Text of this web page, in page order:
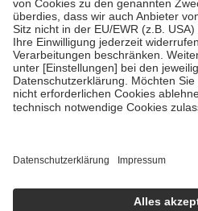
• Kindern und Jugendlichen bis
mit Ausnahme der Fahrkosten
• Untersuchungen zur Vorsorge und
GKV getragen werden
• empfohlenen Schutzimpfungen
• Harn- und Blutteststreifen
getroffen, um sicherzustellen, dass
https://help.etrusted.com/hc/de/